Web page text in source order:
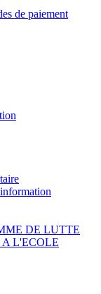
de paiement
DE LUTTE
L'ECOLE